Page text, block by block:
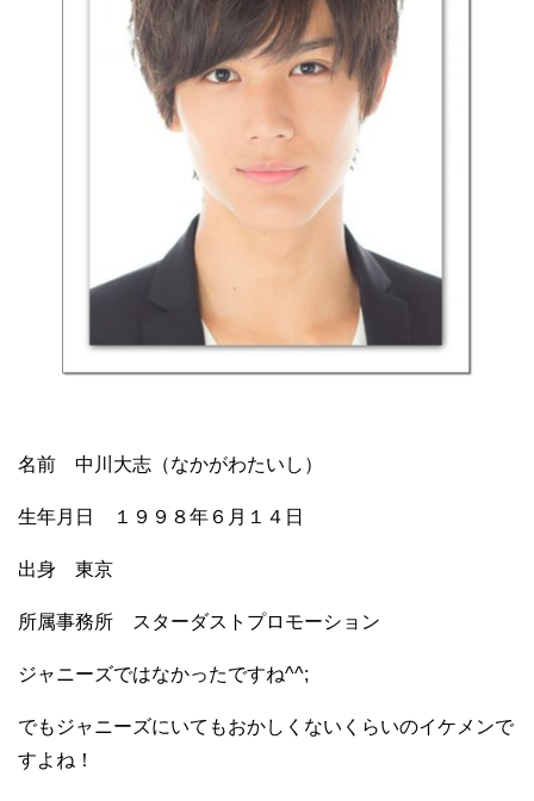
名前 中川大志（なかがわたいし）
生年月日 １９９８年６月１４日
出身 東京
所属事務所 スターダストプロモーション
ジャニーズではなかったですね^^;
でもジャニーズにいてもおかしくないくらいのイケメンで
すよね！